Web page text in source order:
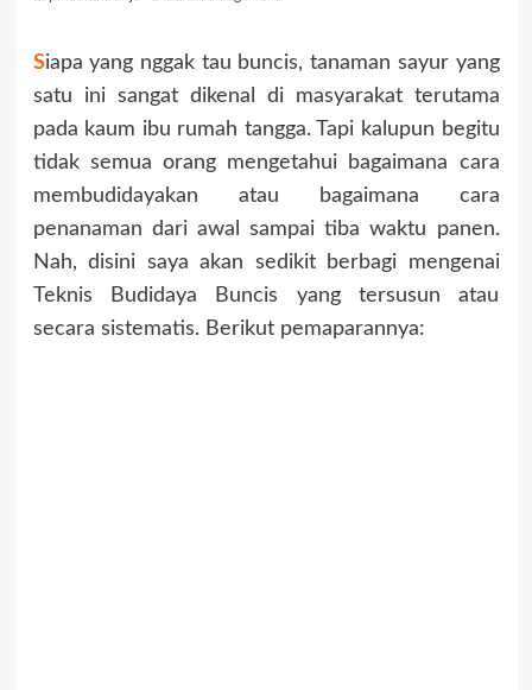
Siapa yang nggak tau buncis, tanaman sayur yang
satu ini sangat dikenal di masyarakat terutama
pada kaum ibu rumah tangga. Tapi kalupun begitu
tidak semua orang mengetahui bagaimana cara
membudidayakan atau bagaimana cara
penanaman dari awal sampai tiba waktu panen.
Nah, disini saya akan sedikit berbagi mengenai
Teknis Budidaya Buncis yang tersusun atau
secara sistematis. Berikut pemaparannya: